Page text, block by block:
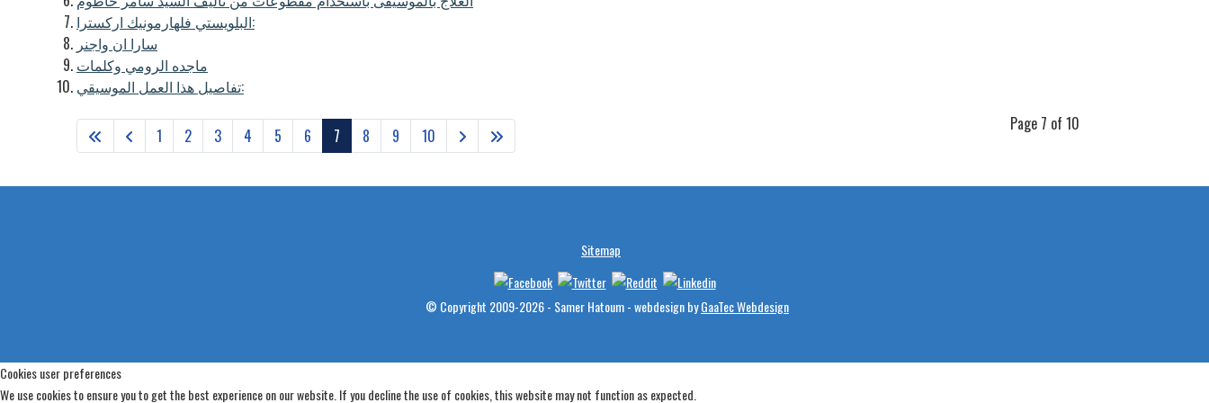
البلويستي فلهارمونيك اركسترا:
سارا ان واجنر
ماجده الرومي وكلمات
تفاصيل هذا العمل الموسيقي:
Page 7 of 10
1 2 3 4 5 6 7 8 9 10
Sitemap
© Copyright 2009-2026 - Samer Hatoum - webdesign byGaaTec Webdesign
Cookies user preferences
We use cookies to ensure you to get the best experience on our website. If you decline the use of cookies, this website may not function as expected.